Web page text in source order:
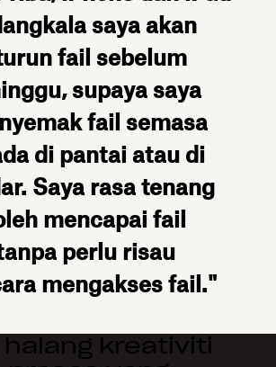
saya akan
fail sebelum
supaya saya
fail semasa
di pantai atau di
Saya rasa tenang
mencapai fail
perlu risau
mengakses fail."
halang kreativiti